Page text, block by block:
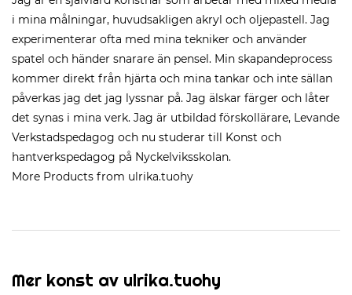
i mina målningar, huvudsakligen akryl och oljepastell. Jag
experimenterar ofta med mina tekniker och använder
spatel och händer snarare än pensel. Min skapandeprocess
kommer direkt från hjärta och mina tankar och inte sällan
påverkas jag det jag lyssnar på. Jag älskar färger och låter
det synas i mina verk. Jag är utbildad förskollärare, Levande
Verkstadspedagog och nu studerar till Konst och
hantverkspedagog på Nyckelviksskolan.
More Products from ulrika.tuohy
Mer konst av ulrika.tuohy